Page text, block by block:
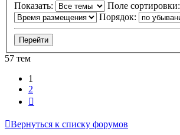
Показать:
Поле сортировки:
Порядок:
57 тем
1
2
Вернуться к списку форумов